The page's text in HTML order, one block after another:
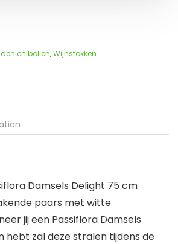
en bollen,Wijnstokken
Damsels Delight 75 cm
paars met witte
jij een Passiflora Damsels
hebt zal deze stralen tijdens de